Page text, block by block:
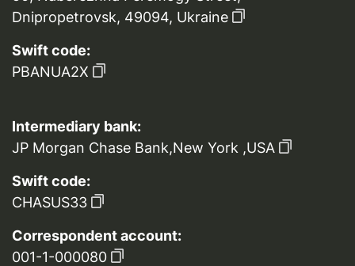
Dnipropetrovsk, 49094, Ukraine
Swift code:
PBANUA2X
Intermediary bank:
JP Morgan Chase Bank,New York ,USA
Swift code:
CHASUS33
Correspondent account:
001-1-000080